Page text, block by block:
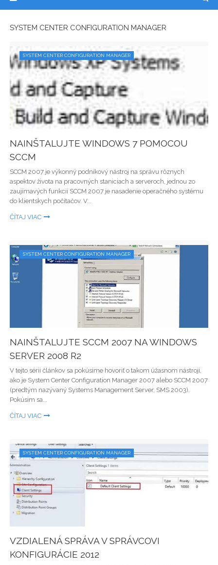
SYSTEM CENTER CONFIGURATION MANAGER
SYSTEM CENTER CONFIGURATION MANAGER
NAINŠTALUJTE WINDOWS 7 POMOCOU
SCCM
SCCM 2007 je výkonný podnikový nástroj na správu rôznych
aspektov života na pracovných staniciach a serveroch, jednou zo
zaujímavých funkcií SCCM 2007 je nasadenie operačného systému
do klientskych počítačov. V...
ČÍTAJ VIAC
SYSTEM CENTER CONFIGURATION MANAGER
NAINŠTALUJTE SCCM 2007 NA WINDOWS
SERVER 2008 R2
V tejto sérii článkov sa pokúsime hovoriť o takom úžasnom nástroji,
ako je System Center Configuration Manager 2007 alebo SCCM 2007
(predtým nazývaný Systems Management Server, SMS 2003).
Pokúsim sa...
ČÍTAJ VIAC
SYSTEM CENTER CONFIGURATION MANAGER
VZDIALENÁ SPRÁVA V SPRÁVCOVI
KONFIGURÁCIE 2012